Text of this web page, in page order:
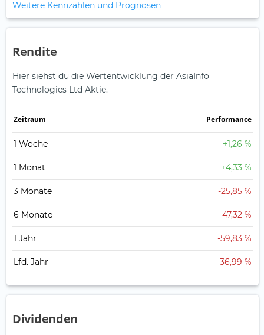
Weitere Kennzahlen und Prognosen
Rendite
Hier siehst du die Wertentwicklung der AsiaInfo
Technologies Ltd Aktie.
Zeitraum Perfor­mance
1 Woche +1,26 %
1 Monat +4,33 %
3 Monate -25,85 %
6 Monate -47,32 %
1 Jahr -59,83 %
Lfd. Jahr -36,99 %
Dividenden